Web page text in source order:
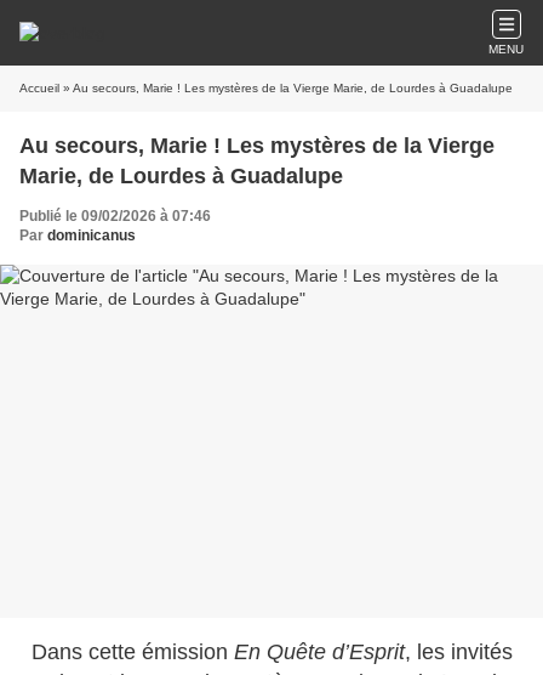
MENU
Accueil » Au secours, Marie ! Les mystères de la Vierge Marie, de Lourdes à Guadalupe
Au secours, Marie ! Les mystères de la Vierge
Marie, de Lourdes à Guadalupe
Publié le 09/02/2026 à 07:46
Par dominicanus
Dans cette émission En Quête d’Esprit, les invités